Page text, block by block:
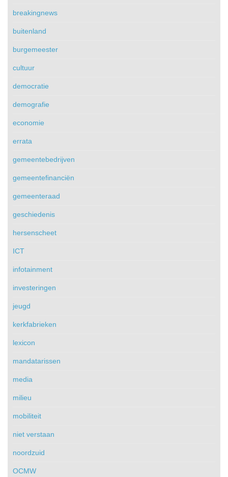
breakingnews
buitenland
burgemeester
cultuur
democratie
demografie
economie
errata
gemeentebedrijven
gemeentefinanciën
gemeenteraad
geschiedenis
hersenscheet
ICT
infotainment
investeringen
jeugd
kerkfabrieken
lexicon
mandatarissen
media
milieu
mobiliteit
niet verstaan
noordzuid
OCMW